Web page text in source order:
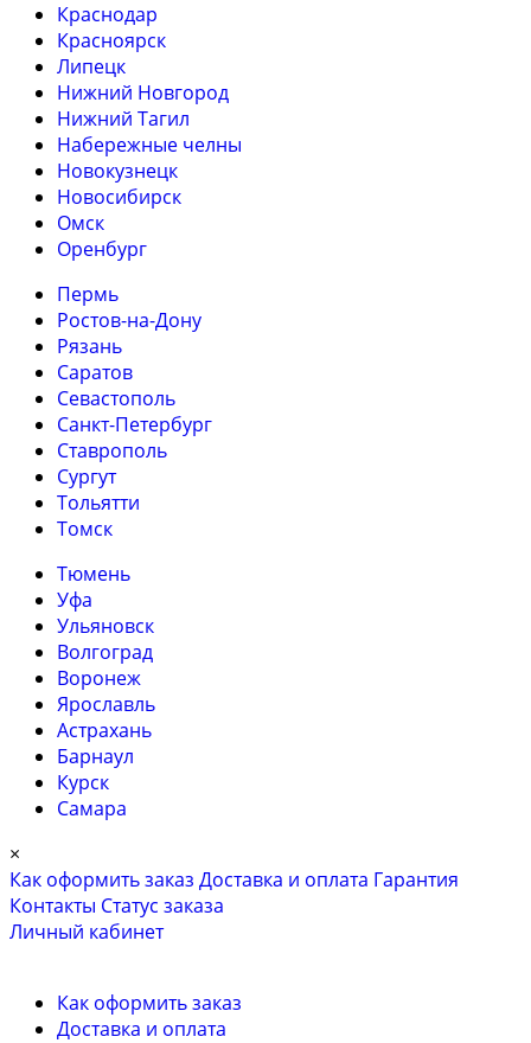
Краснодар
Красноярск
Липецк
Нижний Новгород
Нижний Тагил
Набережные челны
Новокузнецк
Новосибирск
Омск
Оренбург
Пермь
Ростов-на-Дону
Рязань
Саратов
Севастополь
Санкт-Петербург
Ставрополь
Сургут
Тольятти
Томск
Тюмень
Уфа
Ульяновск
Волгоград
Воронеж
Ярославль
Астрахань
Барнаул
Курск
Самара
×
Как оформить заказ Доставка и оплата Гарантия
Контакты Cтатус заказа
Личный кабинет
Как оформить заказ
Доставка и оплата